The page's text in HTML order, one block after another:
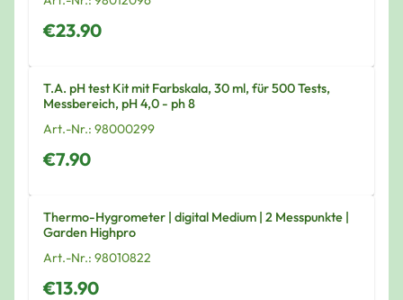
€23.90
T.A. pH test Kit mit Farbskala, 30 ml, für 500 Tests,
Messbereich, pH 4,0 - ph 8
Art.-Nr.: 98000299
€7.90
Thermo-Hygrometer | digital Medium | 2 Messpunkte |
Garden Highpro
Art.-Nr.: 98010822
€13.90